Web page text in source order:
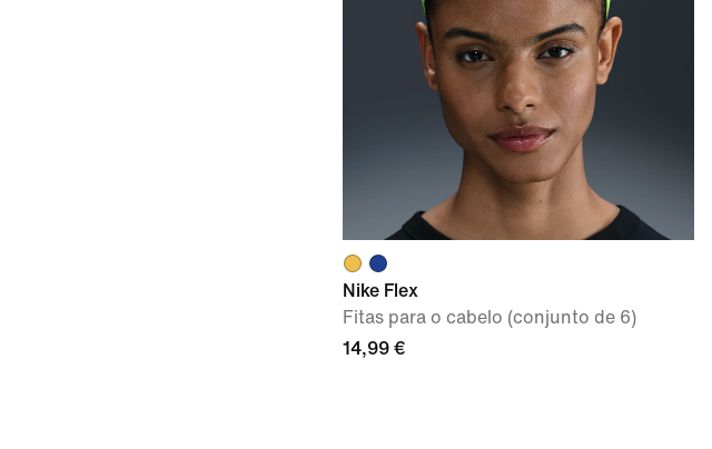
Nike Flex
Fitas para o cabelo (conjunto de 6)
14,99 €